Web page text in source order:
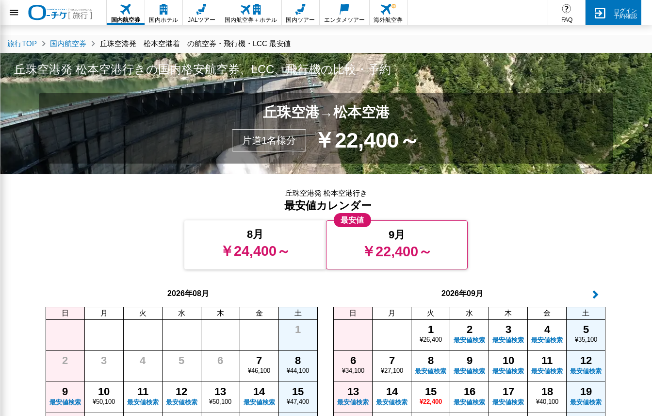
FAQ
ログイン
予約確認
国内航空券 国内ホテル JALツアー 国内航空券＋ホテル 国内ツアー エンタメツアー 海外航空券
旅行TOP 国内航空券 丘珠空港発 松本空港着 の航空券・飛行機・LCC 最安値
丘珠空港発 松本空港行きの国内格安航空券、LCC、飛行機の比較・予約
丘珠空港→松本空港
片道1名様分 ￥22,400～
丘珠空港発 松本空港行き
最安値カレンダー
8月
￥24,400～
最安値
9月
￥22,400～
2026年08月
日 月 火 水 木 金 土
1
2 3 4 5 6 7
¥46,100
8
¥44,100
9
最安値検索
10
¥50,100
11
最安値検索
12
最安値検索
13
¥50,100
14
最安値検索
15
¥47,400
2026年09月
日 月 火 水 木 金 土
1
¥26,400
2
最安値検索
3
最安値検索
4
最安値検索
5
¥35,100
6
¥34,100
7
¥27,100
8
最安値検索
9
最安値検索
10
最安値検索
11
最安値検索
12
最安値検索
13
最安値検索
14
最安値検索
15
¥22,400
16
最安値検索
17
最安値検索
18
¥40,100
19
最安値検索